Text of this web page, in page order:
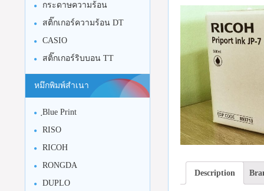
Description
กระดาษความร้อน
สติ๊กเกอร์ความร้อน DT
CASIO
สติ๊กเกอร์ริบบอน TT
หมึกพิมพ์สำเนา
ฺBlue Print
RISO
RICOH
RONGDA
DUPLO